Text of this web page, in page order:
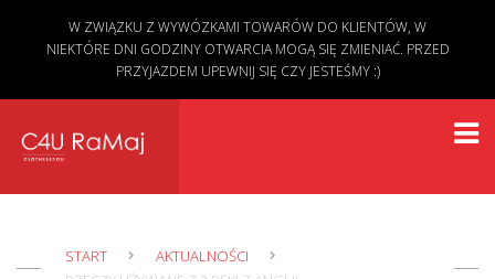
START
AKTUALNOŚCI
W ZWIĄZKU Z WYWÓZKAMI TOWARÓW DO KLIENTÓW, W
NIEKTÓRE DNI GODZINY OTWARCIA MOGĄ SIĘ ZMIENIAĆ. PRZED
PRZYJAZDEM UPEWNIJ SIĘ CZY JESTEŚMY :)